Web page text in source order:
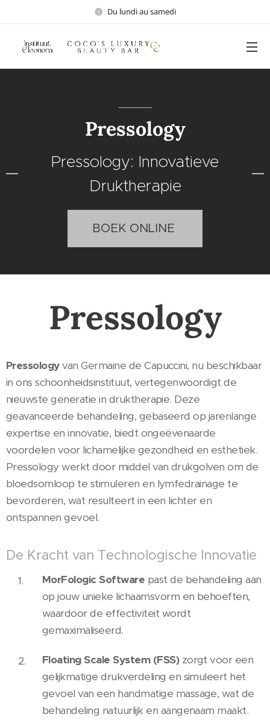
Du lundi au samedi
Pressology
Pressology: Innovatieve
Druktherapie
BOEK ONLINE
Pressology
Pressologyvan Germaine de Capuccini, nu beschikbaar
in ons schoonheidsinstituut, vertegenwoordigt de
nieuwste generatie in druktherapie. Deze
geavanceerde behandeling, gebaseerd op jarenlange
expertise en innovatie, biedt ongeëvenaarde
voordelen voor lichamelijke gezondheid en esthetiek.
Pressology werkt door middel van drukgolven om de
bloedsomloop te stimuleren en lymfedrainage te
bevorderen, wat resulteert in een lichter en
ontspannen gevoel.
De Kracht van Technologische Innovatie
MorFologic Software past de behandeling aan
op jouw unieke lichaamsvorm en behoeften,
waardoor de effectiviteit wordt
gemaximaliseerd.
Floating Scale System (FSS)zorgt voor een
gelijkmatige drukverdeling en simuleert het
gevoel van een handmatige massage, wat de
behandeling natuurlijk en aangenaam maakt.